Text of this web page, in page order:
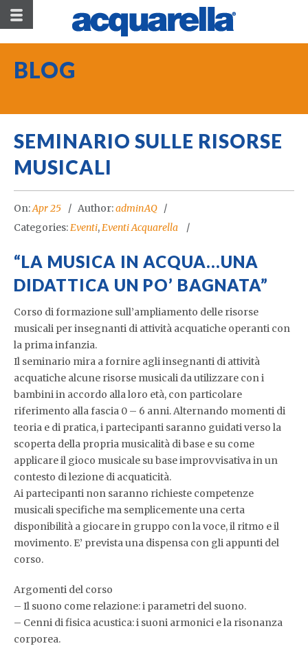
BLOG
SEMINARIO SULLE RISORSE
MUSICALI
On:Apr 25 Author:adminAQ
Categories:Eventi,Eventi Acquarella
“LA MUSICA IN ACQUA…UNA
DIDATTICA UN PO’ BAGNATA”
Corso di formazione sull’ampliamento delle risorse
musicali per insegnanti di attività acquatiche operanti con
la prima infanzia.
Il seminario mira a fornire agli insegnanti di attività
acquatiche alcune risorse musicali da utilizzare con i
bambini in accordo alla loro età, con particolare
riferimento alla fascia 0 – 6 anni. Alternando momenti di
teoria e di pratica, i partecipanti saranno guidati verso la
scoperta della propria musicalità di base e su come
applicare il gioco musicale su base improvvisativa in un
contesto di lezione di acquaticità.
Ai partecipanti non saranno richieste competenze
musicali specifiche ma semplicemente una certa
disponibilità a giocare in gruppo con la voce, il ritmo e il
movimento. E’ prevista una dispensa con gli appunti del
corso.
Argomenti del corso
– Il suono come relazione: i parametri del suono.
– Cenni di fisica acustica: i suoni armonici e la risonanza
corporea.